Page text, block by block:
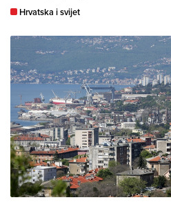
Hrvatska i svijet